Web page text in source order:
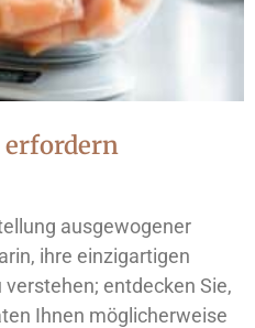
erfordern
ausgewogener
ihre einzigartigen
entdecken Sie,
Ihnen möglicherweise